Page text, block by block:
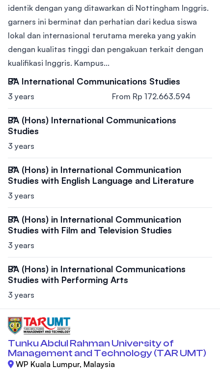
identik dengan yang ditawarkan di Nottingham Inggris.
garners ini berminat dan perhatian dari kedua siswa
lokal dan internasional terutama mereka yang yakin
dengan kualitas tinggi dan pengakuan terkait dengan
kualifikasi Inggris. Kampus...
BA International Communications Studies
3 years From Rp 172.663.594
BA (Hons) International Communications
Studies
3 years
BA (Hons) in International Communication
Studies with English Language and Literature
3 years
BA (Hons) in International Communication
Studies with Film and Television Studies
3 years
BA (Hons) in International Communications
Studies with Performing Arts
3 years
Tunku Abdul Rahman University of
Management and Technology (TAR UMT)
WP Kuala Lumpur, Malaysia